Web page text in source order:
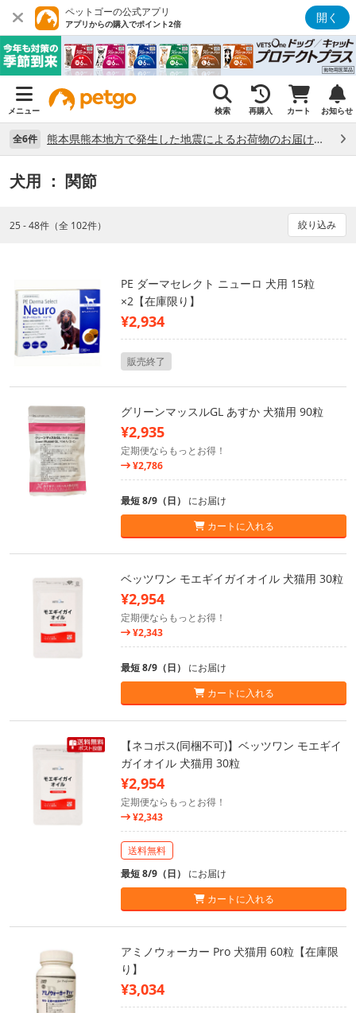
ペットゴーの公式アプリ
アプリからの購入でポイント2倍 開く
メニュー 検索 再購入 カート お知らせ
全6件 熊本県熊本地方で発生した地震によるお荷物のお届け状況について （7/28）
犬用 ： 関節
25 - 48件（全 102件） 絞り込み
PE ダーマセレクト ニューロ 犬用 15粒
×2【在庫限り】
¥2,934
販売終了
グリーンマッスルGL あすか 犬猫用 90粒
¥2,935
定期便ならもっとお得！
¥2,786
最短 8/9（日） にお届け
カートに入れる
ベッツワン モエギイガイオイル 犬猫用 30粒
¥2,954
定期便ならもっとお得！
¥2,343
最短 8/9（日） にお届け
カートに入れる
【ネコポス(同梱不可)】ベッツワン モエギイ
ガイオイル 犬猫用 30粒
¥2,954
定期便ならもっとお得！
¥2,343
送料無料
最短 8/9（日） にお届け
カートに入れる
アミノウォーカー Pro 犬猫用 60粒【在庫限
り】
¥3,034